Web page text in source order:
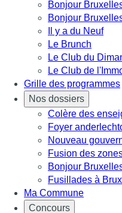
Bonjour
Bonjour
Il y a du Neuf
Le Brunch
Le Club du
Le Club de
Grille des programmes
Nos dossiers
Colère des
Foyer
Nouveau
Fusion des
Bonjour
Fusillades à
Ma Commune
Concours